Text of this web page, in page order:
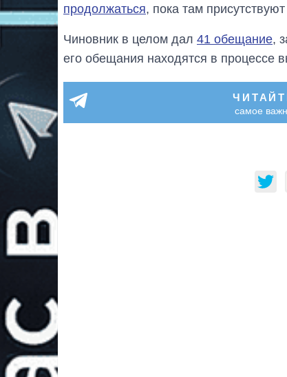
продолжаться, пока там
Чиновник в целом дал 41 обещание,
его обещания находятся в процессе
самое